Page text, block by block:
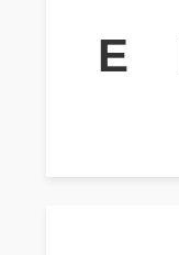
E